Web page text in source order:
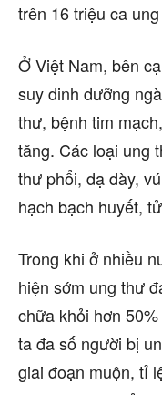
trên 16 triệu ca
Ở Việt Nam, bên
suy dinh dưỡng
thư, bệnh tim
tăng. Các loại ung
thư phổi, dạ dày,
hạch bạch huyết,
Trong khi ở nhiều
hiện sớm ung thư
chữa khỏi hơn
ta đa số người bị
giai đoạn muộn, tỉ